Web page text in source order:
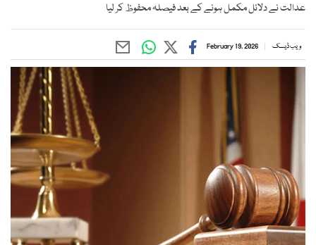
عدالت نے دلائل مکمل ہونے کے بعد فیصلہ محفوظ کر لیا
ویب ڈیسک February 19, 2026